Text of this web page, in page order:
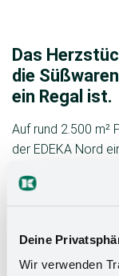
Deine
Wir verwenden
Das
die
ein Regal ist.
Auf rund 2.500 m²
der EDEKA Nord
auf sich zieht.
Zum